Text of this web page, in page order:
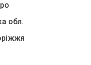
обл.